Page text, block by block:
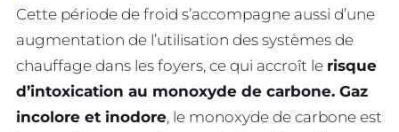
Cette période de froid s’accompagne aussi d’une
augmentation de l’utilisation des systèmes de
chauffage dans les foyers, ce qui accroît le risque
d’intoxication au monoxyde de carbone. Gaz
incolore et inodore, le monoxyde de carbone est